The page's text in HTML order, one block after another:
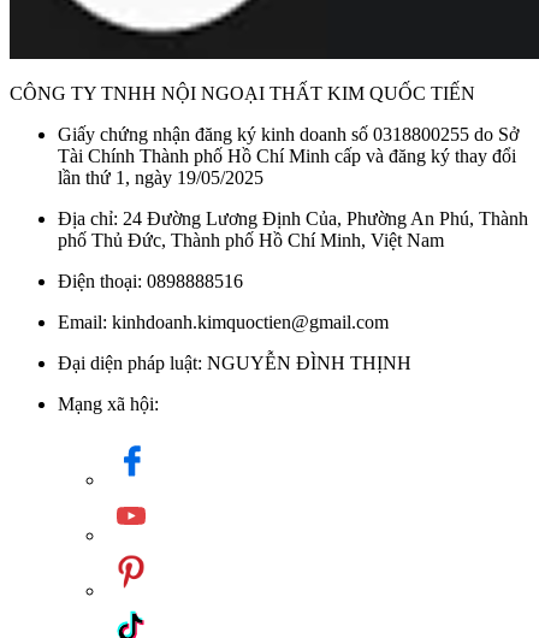
CÔNG TY TNHH NỘI NGOẠI THẤT KIM QUỐC TIẾN
Giấy chứng nhận đăng ký kinh doanh số 0318800255 do Sở
Tài Chính Thành phố Hồ Chí Minh cấp và đăng ký thay đổi
lần thứ 1, ngày 19/05/2025
Địa chỉ: 24 Đường Lương Định Của, Phường An Phú, Thành
phố Thủ Đức, Thành phố Hồ Chí Minh, Việt Nam
Điện thoại: 0898888516
Email: kinhdoanh.kimquoctien@gmail.com
Đại diện pháp luật: NGUYỄN ĐÌNH THỊNH
Mạng xã hội: